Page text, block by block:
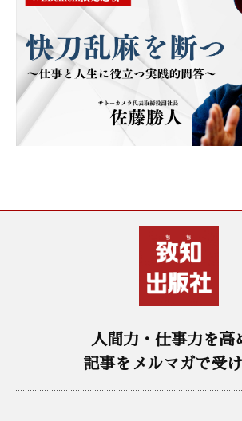
人間力・仕事力を高
記事をメルマガで受